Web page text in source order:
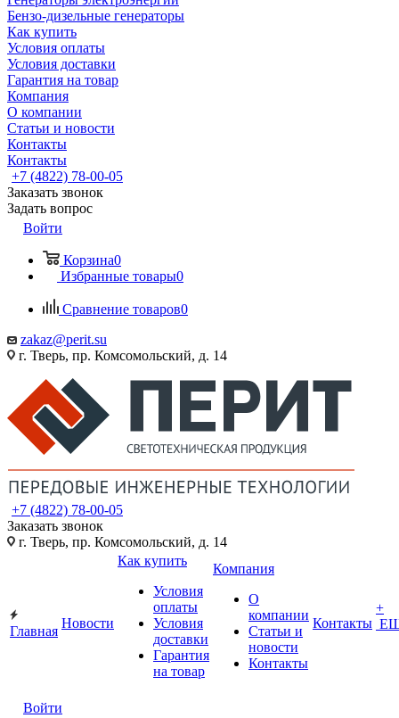
Бензо-дизельные генераторы
Как купить
Условия оплаты
Условия доставки
Гарантия на товар
Компания
О компании
Статьи и новости
Контакты
Контакты
+7 (4822) 78-00-05
Заказать звонок
Задать вопрос
Войти
Корзина0
Избранные товары0
Сравнение товаров0
zakaz@perit.su
г. Тверь, пр. Комсомольский, д. 14
+7 (4822) 78-00-05
Заказать звонок
г. Тверь, пр. Комсомольский, д. 14
Главная
Новости
Как купить
Условия
оплаты
Условия
доставки
Гарантия
на товар
Компания
О
компании
Статьи и
новости
Контакты
Контакты
+
Войти